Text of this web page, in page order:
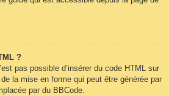
?
pas possible d’insérer du code HTML sur
la mise en forme qui peut être générée par
par du BBCode.